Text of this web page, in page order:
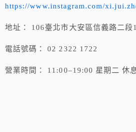
https://www.instagram.com/
地址： 106臺北市大安區信義路二段
電話號碼： 02 2322 1722
營業時間： 11:00–19:00 星期二 休